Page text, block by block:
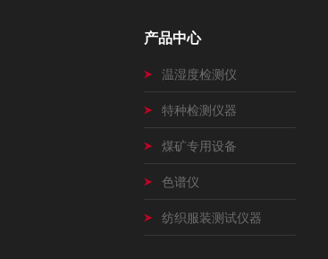
产品中心
温湿度检测仪
特种检测仪器
煤矿专用设备
色谱仪
纺织服装测试仪器